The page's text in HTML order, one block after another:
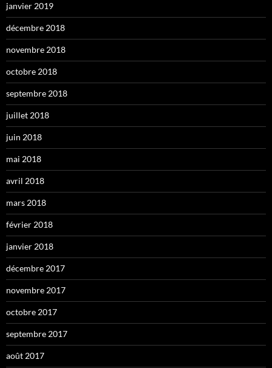
janvier 2019
décembre 2018
novembre 2018
octobre 2018
septembre 2018
juillet 2018
juin 2018
mai 2018
avril 2018
mars 2018
février 2018
janvier 2018
décembre 2017
novembre 2017
octobre 2017
septembre 2017
août 2017